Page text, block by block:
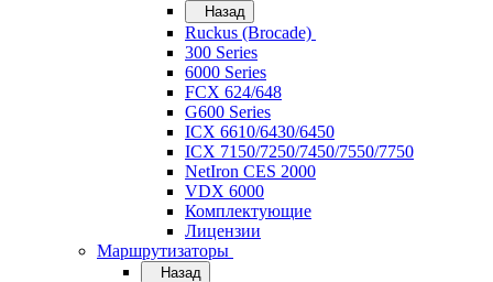
Назад
Ruckus (Brocade)
300 Series
6000 Series
FCX 624/648
G600 Series
ICX 6610/6430/6450
ICX 7150/7250/7450/7550/7750
NetIron CES 2000
VDX 6000
Комплектующие
Лицензии
Маршрутизаторы
Назад